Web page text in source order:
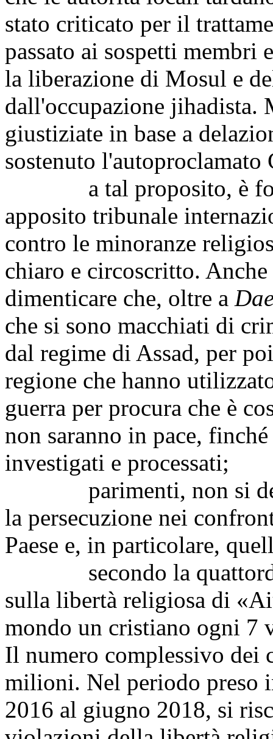
stato criticato per il
passato ai sospetti
la liberazione di Mosul e
dall'occupazione jihadista.
giustiziate in base a
sostenuto
a tal proposito, è
apposito tribunale
contro le minoranze
chiaro e circoscritto.
dimenticare che, oltre a
che si sono macchiati di
dal regime di Assad, per
regione che hanno
guerra per procura che è
non saranno in pace,
investigati e processati;
parimenti, non si
la persecuzione nei
Paese e, in particolare,
secondo la
sulla libertà religiosa di
mondo un cristiano ogni 7
Il numero complessivo dei
milioni. Nel periodo preso
2016 al giugno 2018, si